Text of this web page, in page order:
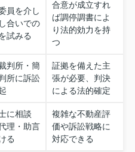
員を介し
合いでの
試みる
合意が成立すれ
ば調停調書によ
り法的効力を持
つ
判所・簡
所に訴訟
証拠を備えた主
張が必要、判決
による法的確定
に相談
理・助言
る
複雑な不動産評
価や訴訟戦略に
対応できる